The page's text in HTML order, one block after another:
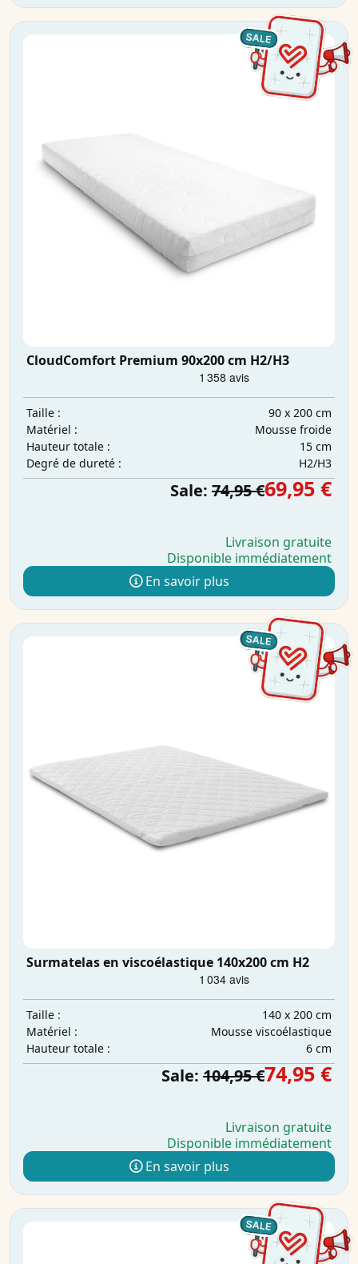
CloudComfort Premium 90x200 cm H2/H3
Taille :
90 x 200 cm
Matériel :
Mousse froide
Hauteur totale :
15 cm
Degré de dureté :
H2/H3
Sale: 74,95 €69,95 €
Livraison gratuite
Disponible immédiatement
En savoir plus
Surmatelas en viscoélastique 140x200 cm H2
Taille :
140 x 200 cm
Matériel :
Mousse viscoélastique
Hauteur totale :
6 cm
Sale: 104,95 €74,95 €
Livraison gratuite
Disponible immédiatement
En savoir plus